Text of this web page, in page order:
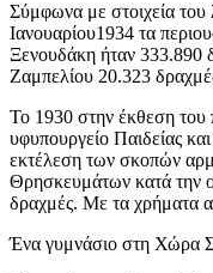
Σύμφωνα με στοιχεία
Ιανουαρίου1934 τα
Ξενουδάκη ήταν 333.890
Ζαμπελίου 20.323
Το 1930 στην έκθεση
υφυπουργείο Παιδείας
εκτέλεση των σκοπών
Θρησκευμάτων κατά την
δραχμές. Με τα χρήματα
Ένα γυμνάσιο στη Χώρα